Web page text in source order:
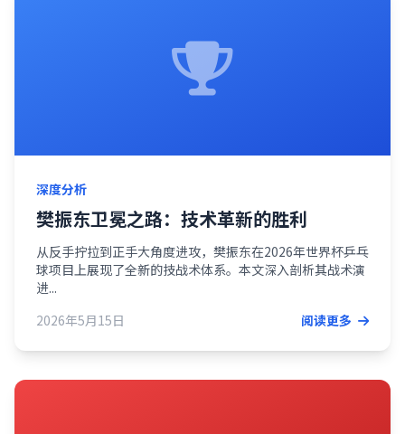
深度分析
樊振东卫冕之路：技术革新的胜利
从反手拧拉到正手大角度进攻，樊振东在2026年世界杯乒乓
球项目上展现了全新的技战术体系。本文深入剖析其战术演
进...
2026年5月15日
阅读更多